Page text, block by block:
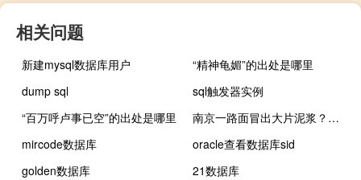
相关问题
新建mysql数据库用户
“精神龟媚”的出处是哪里
dump sql
sql触发器实例
“百万呼卢事已空”的出处是哪里
南京一路面冒出大片泥浆？官方：地铁线路施工泡沫剂通过地勘孔溢出
mircode数据库
oracle查看数据库sid
golden数据库
21数据库